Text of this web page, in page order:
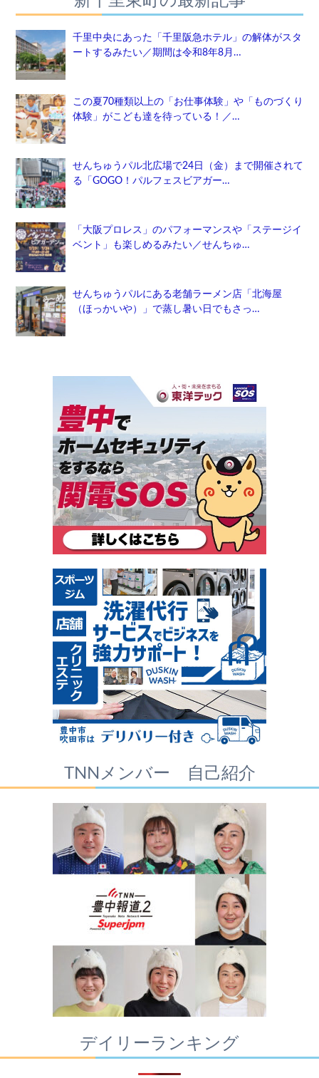
千里中央にあった「千里阪急ホテル」の解体がスタ
ートするみたい／期間は令和8年8月…
この夏70種類以上の「お仕事体験」や「ものづくり
体験」がこども達を待っている！／…
せんちゅうパル北広場で24日（金）まで開催されて
る「GOGO！パルフェスビアガー…
「大阪プロレス」のパフォーマンスや「ステージイ
ベント」も楽しめるみたい／せんちゅ…
せんちゅうパルにある老舗ラーメン店「北海屋
（ほっかいや）」で蒸し暑い日でもさっ…
TNNメンバー 自己紹介
デイリーランキング